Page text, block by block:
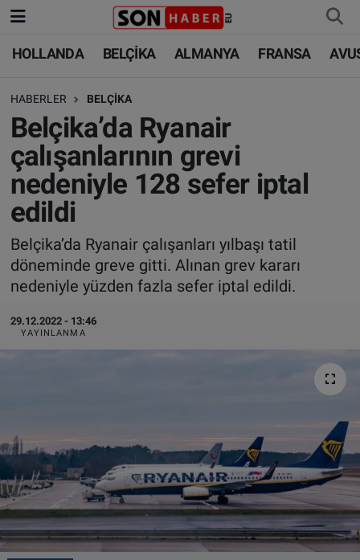
HOLLANDA BELÇİKA ALMANYA FRANSA
HABERLER BELÇİKA
Belçika’da Ryanair
çalışanlarının grevi
nedeniyle 128 sefer iptal
edildi
Belçika’da Ryanair çalışanları yılbaşı tatil
döneminde greve gitti. Alınan grev kararı
nedeniyle yüzden fazla sefer iptal edildi.
29.12.2022 - 13:46
YAYINLANMA
HOLLANDA
BELÇİKA
ALMANYA
FRANSA
AVUSTURYA
SAĞLIK - YAŞAM
HOLLANDA
BELÇİKA
ALMANYA
TÜRKİYE
DÜNYA
BİLİM-TEKNOLOJİ
FOTO GALERİ
CONTACT
Çerez Politikası
Nöbetçi Eczaneler
Hava Durumu
Trafik Durumu
Süper Lig Puan Durumu ve Fikstür
Tüm Manşetler
Son Dakika Haberleri